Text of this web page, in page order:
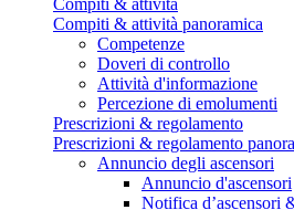
Compiti & attività
Compiti & attività panoramica
Competenze
Doveri di controllo
Attività d'informazione
Percezione di emolumenti
Prescrizioni & regolamento
Prescrizioni & regolamento
Annuncio degli ascensori
Annuncio d'ascensori
Notifica d’ascensori